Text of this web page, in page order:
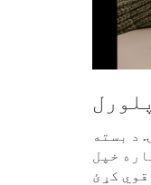
د بسته
خپل